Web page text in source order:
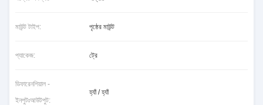
মাউন্ট টাইপ: পৃষ্ঠের মাউন্ট
প্যাকেজ: ট্রে
ডিফারেনশিয়াল -
ইনপুটঃআউটপুট:
হ্যাঁ / হ্যাঁ